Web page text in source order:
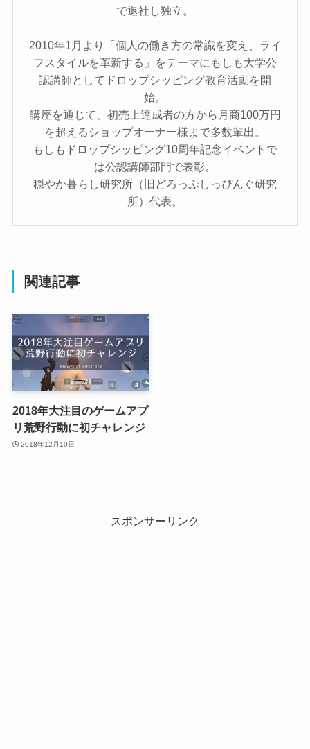
で退社し独立。
2010年1月より「個人の働き方の常識を変え、ライ
フスタイルを革新する」をテーマにもしも大学公
認講師としてドロップシッピング教育活動を開
始。
講座を通じて、初売上達成者の方から月商100万円
を超えるショップオーナー様まで多数輩出。
もしもドロップシッピング10周年記念イベントで
は公認講師部門で表彰。
穏やか暮らし研究所（旧どろっぷしっぴんぐ研究
所）代表。
関連記事
2018年大注目のゲームアプ
リ荒野行動に初チャレンジ
2018年12月10日
スポンサーリンク